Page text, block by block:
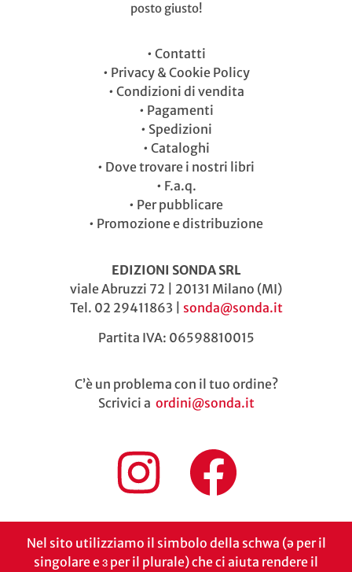
posto giusto!
• Contatti
• Privacy & Cookie Policy
• Condizioni di vendita
• Pagamenti
• Spedizioni
• Cataloghi
• Dove trovare i nostri libri
• F.a.q.
• Per pubblicare
• Promozione e distribuzione
EDIZIONI SONDA SRL
viale Abruzzi 72 | 20131 Milano (MI)
Tel. 02 29411863 | sonda@sonda.it
Partita IVA: 06598810015
C’è un problema con il tuo ordine?
Scrivici a ordini@sonda.it
Nel sito utilizziamo il simbolo della schwa (ə per il
singolare e ɜ per il plurale) che ci aiuta rendere il